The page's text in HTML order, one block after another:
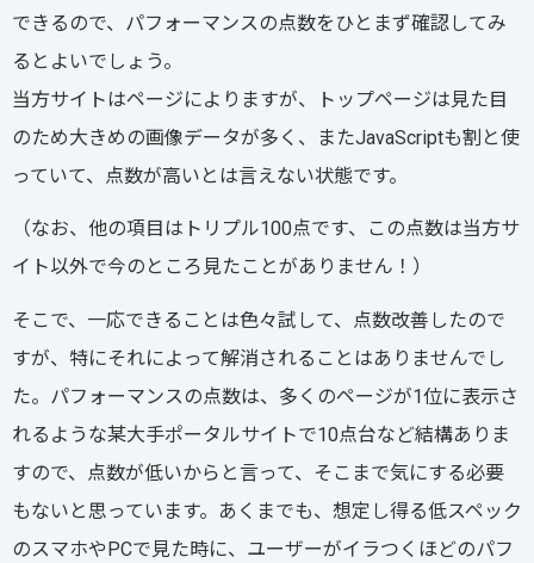
できるので、パフォーマンスの点数をひとまず確認してみ
るとよいでしょう。
当方サイトはページによりますが、トップページは見た目
のため大きめの画像データが多く、またJavaScriptも割と使
っていて、点数が高いとは言えない状態です。
（なお、他の項目はトリプル100点です、この点数は当方サ
イト以外で今のところ見たことがありません！）
そこで、一応できることは色々試して、点数改善したので
すが、特にそれによって解消されることはありませんでし
た。パフォーマンスの点数は、多くのページが1位に表示さ
れるような某大手ポータルサイトで10点台など結構ありま
すので、点数が低いからと言って、そこまで気にする必要
もないと思っています。あくまでも、想定し得る低スペック
のスマホやPCで見た時に、ユーザーがイラつくほどのパフ